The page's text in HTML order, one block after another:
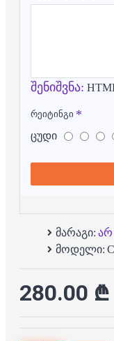
შენიშვნა:
რეიტინგი
ცუდი
მარაგი: არ
მოდელი:
280.00 ₾